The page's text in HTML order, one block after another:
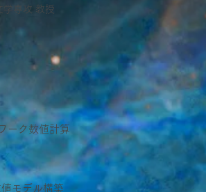
学専攻 教授
ーク数値計算
モデル構築